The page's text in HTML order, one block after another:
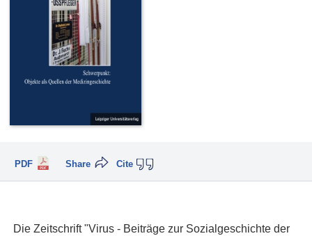
PDF Cite
Share
Die Zeitschrift "Virus - Beiträge zur Sozialgeschichte der